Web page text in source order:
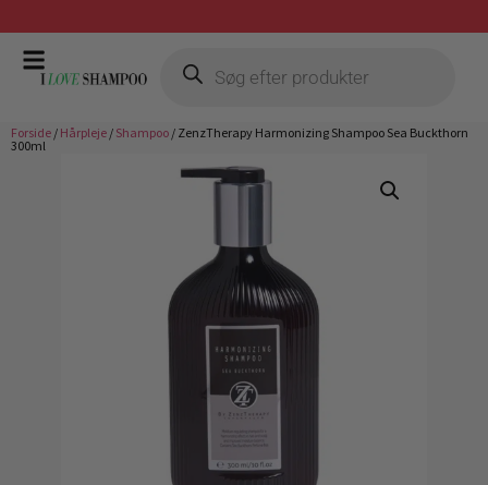
Gratis fragt ved køb over 399,-
Forside / Hårpleje / Shampoo / ZenzTherapy Harmonizing Shampoo Sea Buckthorn
300ml